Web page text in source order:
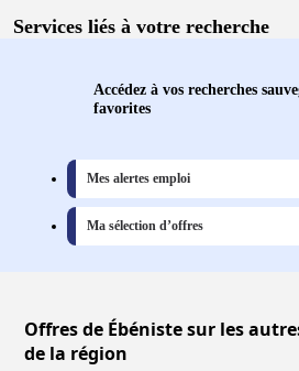
Services liés à votre recherche
Accédez à vos recherches
favorites
Mes alertes emploi
Ma sélection d’offres
Offresde Ébéniste sur les
de la région